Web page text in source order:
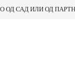
ИЛИ ОД